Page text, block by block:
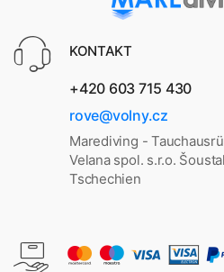
KONTAKT
+420 603 715 430
rove@volny.cz
Marediving -
Velana spol. s.r.o.
Tschechien